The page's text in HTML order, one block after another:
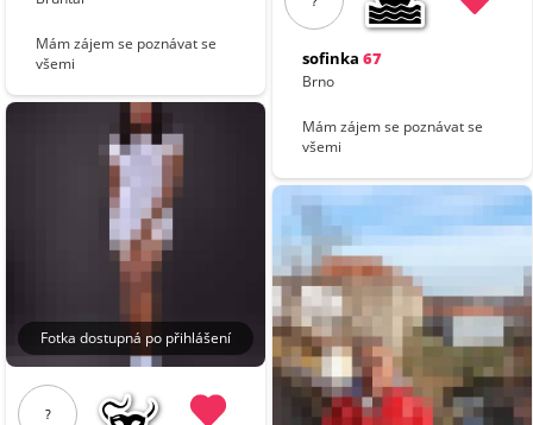
Mám zájem se poznávat se
všemi
Fotka dostupná po přihlášení
?
sofinka 67
Brno
Mám zájem se poznávat se
všemi